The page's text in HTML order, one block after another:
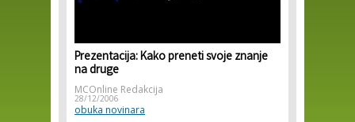
Prezentacija: Kako preneti svoje znanje
na druge
MCOnline Redakcija
28/12/2006
obuka novinara